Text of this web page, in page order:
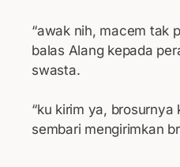
“awak nih, macem tak
balas Alang kepada
swasta.
“ku kirim ya, brosurnya
sembari mengirimkan